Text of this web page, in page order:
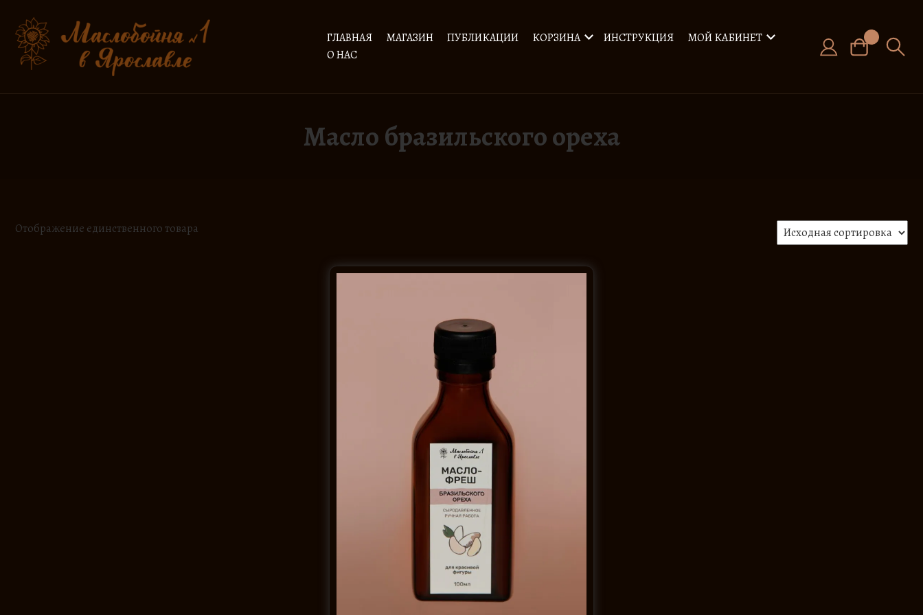
содержимому
ГЛАВНАЯ МАГАЗИН ПУБЛИКАЦИИ КОРЗИНА ИНСТРУКЦИЯ
МОЙ КАБИНЕТ
О НАС
Масло бразильского ореха
Отображение единственного товара